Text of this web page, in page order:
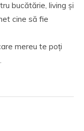
bucătărie, living și
cine să fie
mereu te poți